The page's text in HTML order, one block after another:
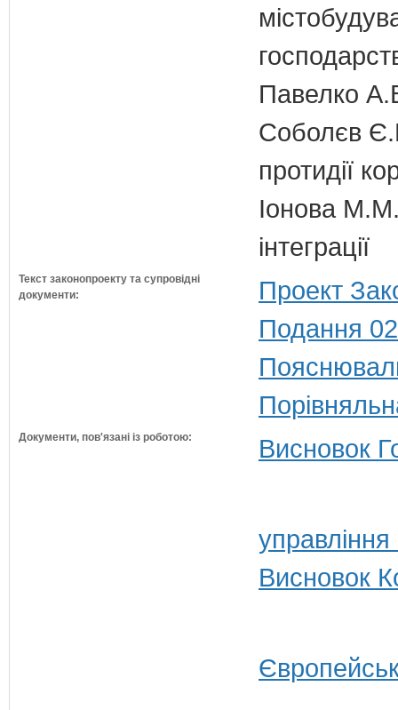
Павелко
Соболєв
протидії
Іонова М.М.
інтеграції
Текст законопроекту та супровідні
документи:
Проект
Подання
Документи, пов'язані із роботою: Висновок
Висновок